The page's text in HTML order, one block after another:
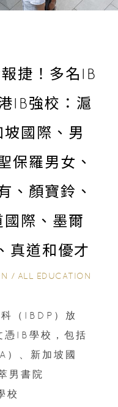
捷！多名IB
IB強校：滬
國際、男
保羅男女、
、顏寶鈴、
際、墨爾
真道和優才
/ ALL EDUCATION
（IBDP）放
憑IB學校，包括
）、新加坡國
男書院
校